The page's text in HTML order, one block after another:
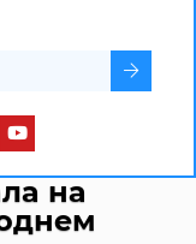
на